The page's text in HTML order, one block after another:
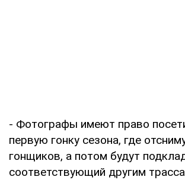
- Фотографы имеют право
первую гонку сезона, где
гонщиков, а потом будут
соответствующий другим